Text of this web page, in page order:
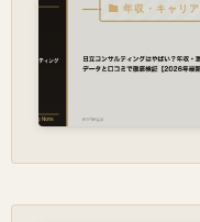
年収・キャリア